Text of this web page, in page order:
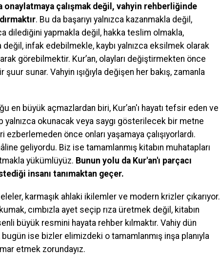
onaylatmaya çalışmak değil, vahyin rehberliğinde
. Bu da başarıyı yalnızca kazanmakla değil,
dilediğini yapmakla değil, hakka teslim olmakla,
infak edebilmekle, kaybı yalnızca eksilmek olarak
görebilmektir. Kur’an, olayları değiştirmekten önce
şuur sunar. Vahyin ışığıyla değişen her bakış, zamanla
en büyük açmazlardan biri, Kur’an'ı hayatı tefsir eden ve
yalnızca okunacak veya saygı gösterilecek bir metne
önce onları yaşamaya çalışıyorlardı.
geliyordu. Biz ise tamamlanmış kitabın muhatapları
yükümlüyüz. Bunun yolu da Kur'an'ı parçacı
insanı tanımaktan geçer.
karmaşık ahlaki ikilemler ve modern krizler çıkarıyor.
cımbızla ayet seçip rıza üretmek değil, kitabın
büyük resmini hayata rehber kılmaktır. Vahiy dün
ise bizler elimizdeki o tamamlanmış inşa planıyla
etmek zorundayız.